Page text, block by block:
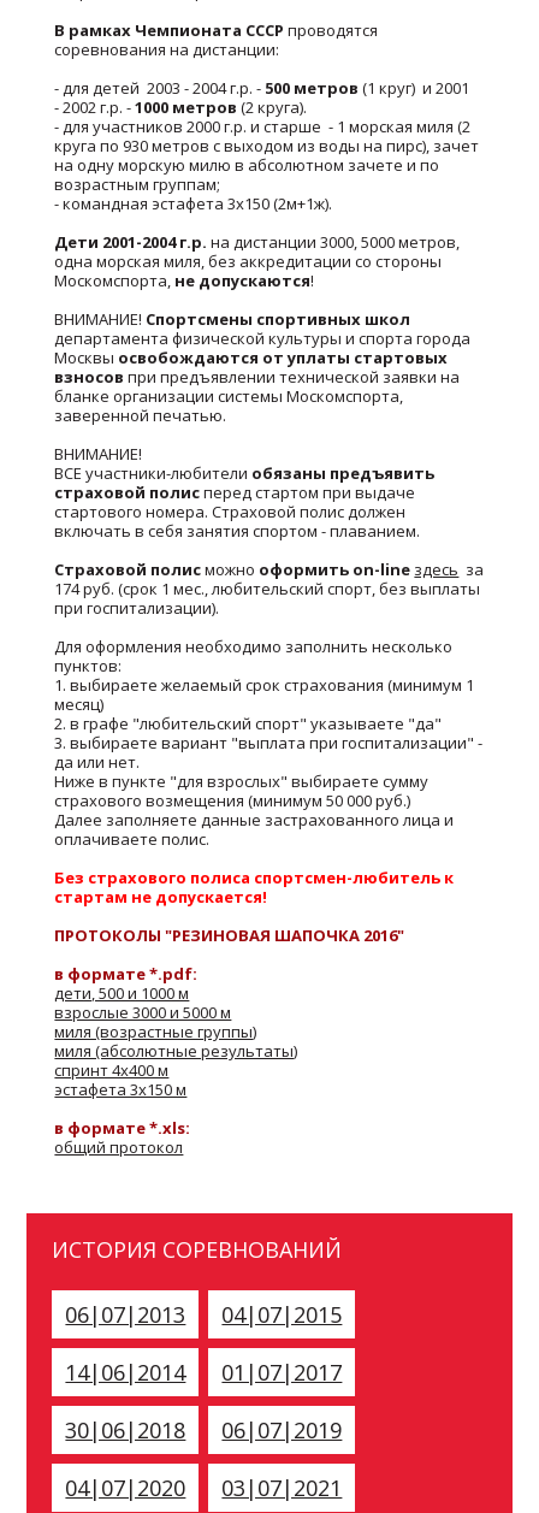
В рамках Чемпионата СССР проводятся
соревнования на дистанции:
- для детей 2003 - 2004 г.р. - 500 метров(1 круг) и 2001
- 2002 г.р. -1000 метров (2 круга).
- для участников 2000 г.р. и старше - 1 морская миля (2
круга по 930 метров с выходом из воды на пирс), зачет
на одну морскую милю в абсолютном зачете и по
возрастным группам;
- командная эстафета 3х150 (2м+1ж).
Дети 2001-2004 г.р. на дистанции 3000, 5000 метров,
одна морская миля, без аккредитации со стороны
Москомспорта, не допускаются!
ВНИМАНИЕ! Спортсмены спортивных школ
департамента физической культуры и спорта города
Москвы освобождаются от уплаты стартовых
взносов при предъявлении технической заявки на
бланке организации системы Москомспорта,
заверенной печатью.
ВНИМАНИЕ!
ВСЕ участники-любители обязаны предъявить
страховой полисперед стартом при выдаче
стартового номера. Страховой полис должен
включать в себя занятия спортом - плаванием.
Страховой полисможно оформить on-line здесь за
174 руб. (срок 1 мес., любительский спорт, без выплаты
при госпитализации).
Для оформления необходимо заполнить несколько
пунктов:
1. выбираете желаемый срок страхования (минимум 1
месяц)
2. в графе "любительский спорт" указываете "да"
3. выбираете вариант "выплата при госпитализации" -
да или нет.
Ниже в пункте "для взрослых" выбираете сумму
страхового возмещения (минимум 50 000 руб.)
Далее заполняете данные застрахованного лица и
оплачиваете полис.
Без страхового полиса спортсмен-любитель к
стартам не допускается!
ПРОТОКОЛЫ "РЕЗИНОВАЯ ШАПОЧКА 2016"
в формате *.pdf:
дети, 500 и 1000 м
взрослые 3000 и 5000 м
миля (возрастные группы)
миля (абсолютные результаты)
спринт 4х400 м
эстафета 3х150 м
в формате *.xls:
общий протокол
ИСТОРИЯ СОРЕВНОВАНИЙ
06|07|2013
04|07|2015
14|06|2014
01|07|2017
30|06|2018
06|07|2019
04|07|2020
03|07|2021